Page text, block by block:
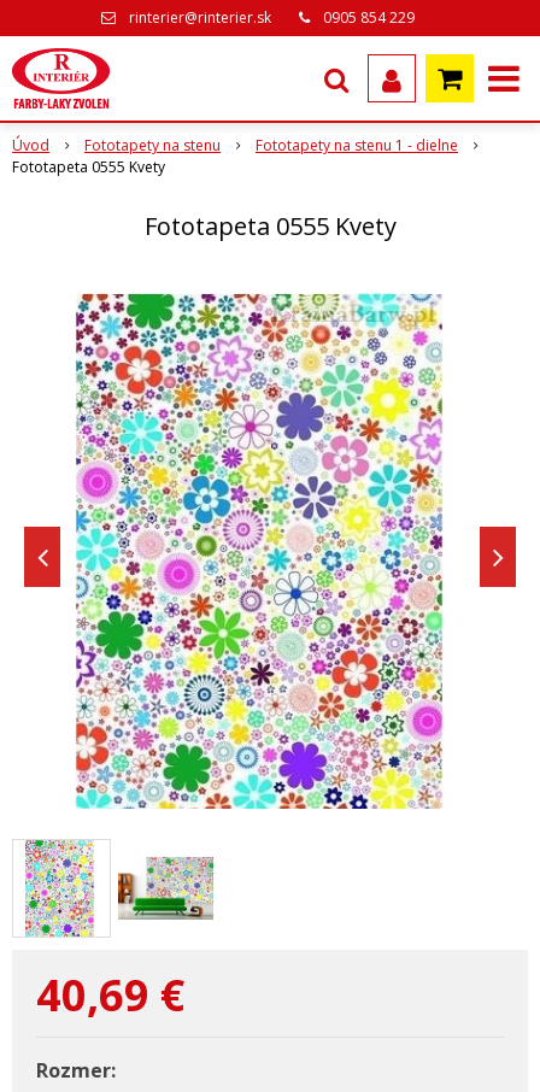
rinterier@rinterier.sk 0905 854 229
Úvod Fototapety na stenu
Fototapety na stenu 1 - dielne
Fototapeta 0555 Kvety
Fototapeta 0555 Kvety
40,69 €
Rozmer: